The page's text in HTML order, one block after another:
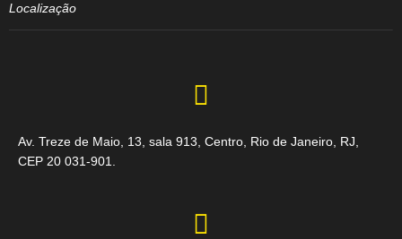
Localização
Av. Treze de Maio, 13, sala 913, Centro, Rio de Janeiro, RJ,
CEP 20 031-901.